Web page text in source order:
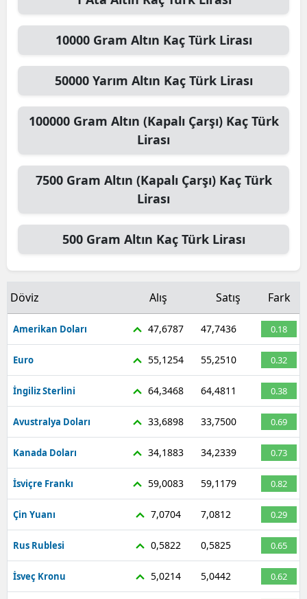
10000 Gram Altın Kaç Türk Lirası
50000 Yarım Altın Kaç Türk Lirası
100000 Gram Altın (Kapalı Çarşı)Kaç Türk
Lirası
7500 Gram Altın (Kapalı Çarşı)Kaç Türk
Lirası
500 Gram Altın Kaç Türk Lirası
Döviz Alış Satış Fark
Amerikan Doları 47,6787 47,7436 0.18
Euro 55,1254 55,2510 0.32
İngiliz Sterlini 64,3468 64,4811 0.38
Avustralya Doları 33,6898 33,7500 0.69
Kanada Doları 34,1883 34,2339 0.73
İsviçre Frankı 59,0083 59,1179 0.82
Çin Yuanı 7,0704 7,0812 0.29
Rus Rublesi 0,5822 0,5825 0.65
İsveç Kronu 5,0214 5,0442 0.62